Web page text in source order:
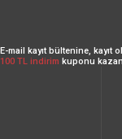
E-mail kayıt bültenine,
100 TL indirim kuponu